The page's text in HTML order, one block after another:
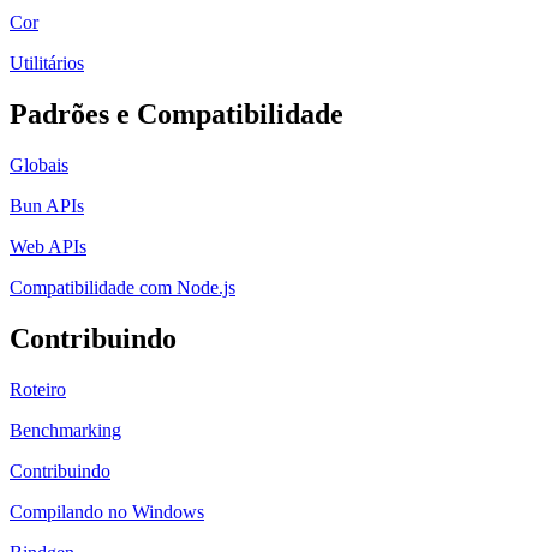
Cor
Utilitários
Padrões e Compatibilidade
Globais
Bun APIs
Web APIs
Compatibilidade com Node.js
Contribuindo
Roteiro
Benchmarking
Contribuindo
Compilando no Windows